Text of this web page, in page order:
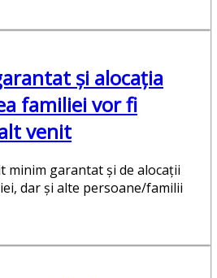
şi alocaţia
familiei vor fi
venit
minim garantat şi de alocaţii
dar şi alte persoane/familii